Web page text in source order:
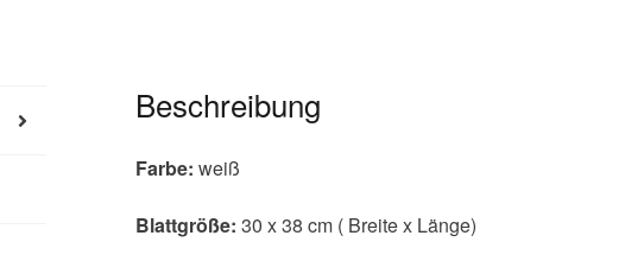
Beschreibung
Farbe: weiß
Blattgröße: 30 x 38 cm ( Breite x Länge)